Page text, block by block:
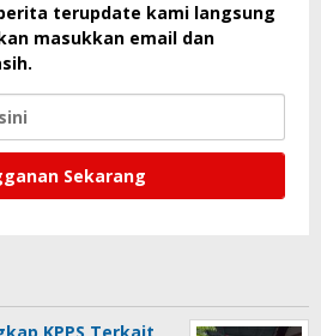
terupdate kami langsung
masukkan email dan